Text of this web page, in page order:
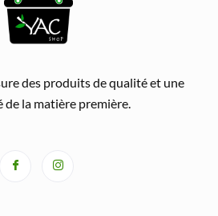
des produits de qualité et une
la matière première.